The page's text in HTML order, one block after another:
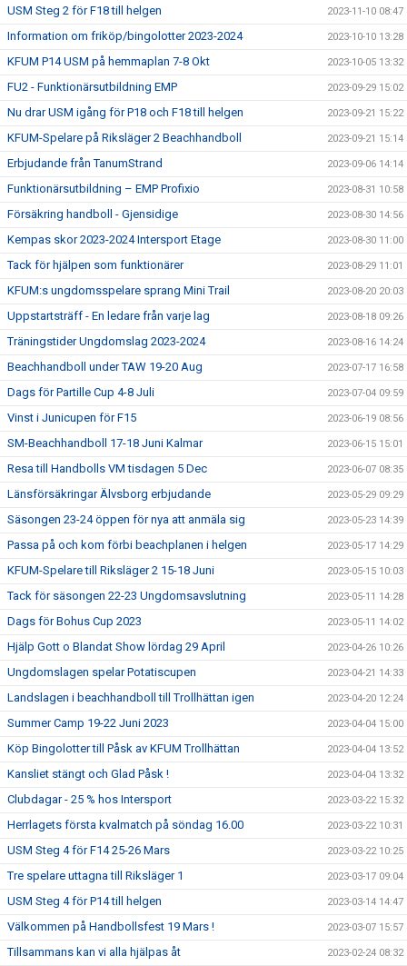
USM Steg 2 för F18 till helgen 2023-11-10 08:47
Information om friköp/bingolotter 2023-2024 2023-10-10 13:28
KFUM P14 USM på hemmaplan 7-8 Okt 2023-10-05 13:32
FU2 - Funktionärsutbildning EMP 2023-09-29 15:02
Nu drar USM igång för P18 och F18 till helgen 2023-09-21 15:22
KFUM-Spelare på Riksläger 2 Beachhandboll 2023-09-21 15:14
Erbjudande från TanumStrand 2023-09-06 14:14
Funktionärsutbildning – EMP Profixio 2023-08-31 10:58
Försäkring handboll - Gjensidige 2023-08-30 14:56
Kempas skor 2023-2024 Intersport Etage 2023-08-30 11:00
Tack för hjälpen som funktionärer 2023-08-29 11:01
KFUM:s ungdomsspelare sprang Mini Trail 2023-08-20 20:03
Uppstartsträff - En ledare från varje lag 2023-08-18 09:26
Träningstider Ungdomslag 2023-2024 2023-08-16 14:24
Beachhandboll under TAW 19-20 Aug 2023-07-17 16:58
Dags för Partille Cup 4-8 Juli 2023-07-04 09:59
Vinst i Junicupen för F15 2023-06-19 08:56
SM-Beachhandboll 17-18 Juni Kalmar 2023-06-15 15:01
Resa till Handbolls VM tisdagen 5 Dec 2023-06-07 08:35
Länsförsäkringar Älvsborg erbjudande 2023-05-29 09:29
Säsongen 23-24 öppen för nya att anmäla sig 2023-05-23 14:39
Passa på och kom förbi beachplanen i helgen 2023-05-17 14:29
KFUM-Spelare till Riksläger 2 15-18 Juni 2023-05-15 10:03
Tack för säsongen 22-23 Ungdomsavslutning 2023-05-11 14:28
Dags för Bohus Cup 2023 2023-05-11 14:02
Hjälp Gott o Blandat Show lördag 29 April 2023-04-26 10:26
Ungdomslagen spelar Potatiscupen 2023-04-21 14:33
Landslagen i beachhandboll till Trollhättan igen 2023-04-20 12:24
Summer Camp 19-22 Juni 2023 2023-04-04 15:00
Köp Bingolotter till Påsk av KFUM Trollhättan 2023-04-04 13:52
Kansliet stängt och Glad Påsk ! 2023-04-04 13:32
Clubdagar - 25 % hos Intersport 2023-03-22 15:32
Herrlagets första kvalmatch på söndag 16.00 2023-03-22 10:31
USM Steg 4 för F14 25-26 Mars 2023-03-22 10:25
Tre spelare uttagna till Riksläger 1 2023-03-17 09:04
USM Steg 4 för P14 till helgen 2023-03-14 14:47
Välkommen på Handbollsfest 19 Mars ! 2023-03-07 15:57
Tillsammans kan vi alla hjälpas åt 2023-02-24 08:32